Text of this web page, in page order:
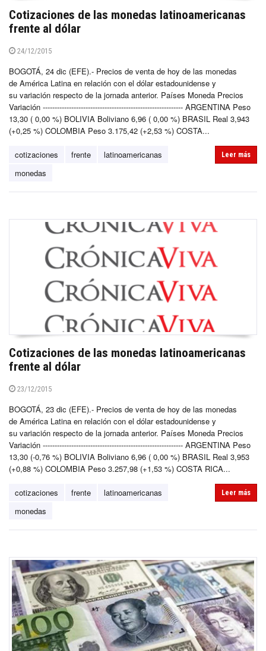
Cotizaciones de las monedas latinoamericanas
frente al dólar
24/12/2015
BOGOTÁ, 24 dic (EFE).- Precios de venta de hoy de las monedas
de América Latina en relación con el dólar estadounidense y
su variación respecto de la jornada anterior. Países Moneda Precios
Variación ----------------------------------------------------------- ARGENTINA Peso
13,30 ( 0,00 %) BOLIVIA Boliviano 6,96 ( 0,00 %) BRASIL Real 3,943
(+0,25 %) COLOMBIA Peso 3.175,42 (+2,53 %) COSTA...
cotizaciones frente
latinoamericanas
monedas
Leer más
Cotizaciones de las monedas latinoamericanas
frente al dólar
23/12/2015
BOGOTÁ, 23 dic (EFE).- Precios de venta de hoy de las monedas
de América Latina en relación con el dólar estadounidense y
su variación respecto de la jornada anterior. Países Moneda Precios
Variación ----------------------------------------------------------- ARGENTINA Peso
13,30 (-0,76 %) BOLIVIA Boliviano 6,96 ( 0,00 %) BRASIL Real 3,953
(+0,88 %) COLOMBIA Peso 3.257,98 (+1,53 %) COSTA RICA...
cotizaciones frente
latinoamericanas
monedas
Leer más